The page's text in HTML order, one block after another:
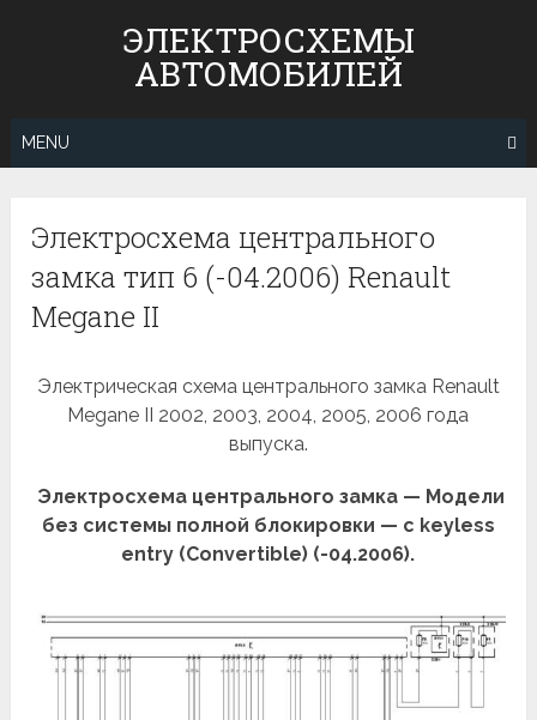
ЭЛЕКТРОСХЕМЫ
АВТОМОБИЛЕЙ
MENU
Электросхема центрального
замка тип 6 (-04.2006) Renault
Megane II
Электрическая схема центрального замка Renault
Megane II 2002, 2003, 2004, 2005, 2006 года
выпуска.
Электросхема центрального замка — Модели
без системы полной блокировки — с keyless
entry (Convertible) (-04.2006).